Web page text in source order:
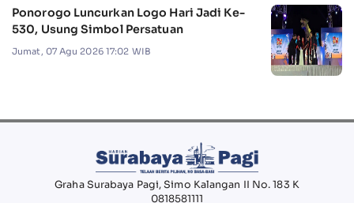
Ponorogo Luncurkan Logo Hari Jadi Ke-
530, Usung Simbol Persatuan
Jumat, 07 Agu 2026 17:02 WIB
Graha Surabaya Pagi, Simo Kalangan II No. 183 K
0818581111